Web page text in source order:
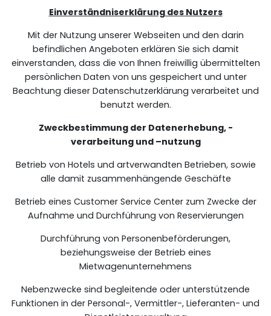
Einverständniserklärung des Nutzers
Mit der Nutzung unserer Webseiten und den darin
befindlichen Angeboten erklären Sie sich damit
einverstanden, dass die von Ihnen freiwillig übermittelten
persönlichen Daten von uns gespeichert und unter
Beachtung dieser Datenschutzerklärung verarbeitet und
benutzt werden.
Zweckbestimmung der Datenerhebung, -
verarbeitung und –nutzung
Betrieb von Hotels und artverwandten Betrieben, sowie
alle damit zusammenhängende Geschäfte
Betrieb eines Customer Service Center zum Zwecke der
Aufnahme und Durchführung von Reservierungen
Durchführung von Personenbeförderungen,
beziehungsweise der Betrieb eines
Mietwagenunternehmens
Nebenzwecke sind begleitende oder unterstützende
Funktionen in der Personal-, Vermittler-, Lieferanten- und